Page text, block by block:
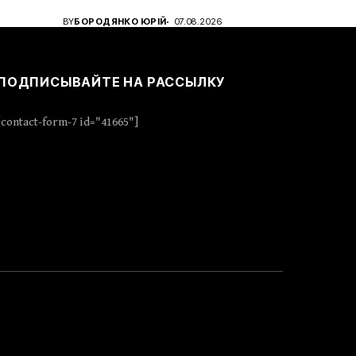
BYБОРОДЯНКО ЮРІЙ 07.08.2026
НА РАССЫЛКУ
[contact-form-7 id="41665"]